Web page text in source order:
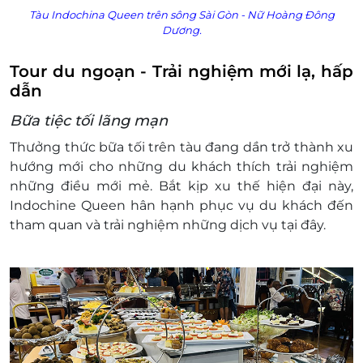
1 nhóm đặt 1 thực đơn giống nhau
Dịch vụ không bao gồm: Chi phí cá nhân và chi
Chính sách trẻ em:
tàu - bố mẹ tự lo ăn cho bé
50% giá vé người lớn.
Những Set menu có tôm Tôm Càng, Cua,
… trẻ em tính 70% giá vé người lớn
Đối với Menu Âu trẻ em tính 70% giá vé
người lớn
bằng giá vé người lớn
Điều kiện đặt & nhận dịch vụ:
Đặt ít nhất 3 ngày trước ngày sử dụng dịch
vụ
Vui lòng đặt từ 02 khách trở lên
Tàu Indochina Queen trên sông Sài Gòn - Nữ Hoàng Đông
Dương.
Tour du ngoạn - Trải nghiệm mới lạ, hấp
dẫn
Bữa tiệc tối lãng mạn
Thưởng thức bữa tối trên tàu đang dần trở thành xu
hướng mới cho những du khách thích trải nghiệm
những điều mới mẻ. Bắt kịp xu thế hiện đại này,
Indochine Queen hân hạnh phục vụ du khách đến
tham quan và trải nghiệm những dịch vụ tại đây.